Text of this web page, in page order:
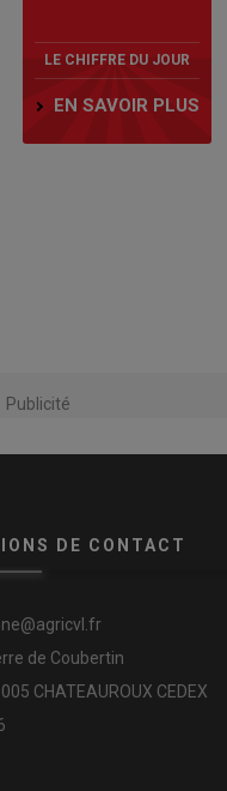
LE CHIFFRE DU JOUR
EN SAVOIR PLUS
Publicité
DE CONTACT
de Coubertin
CHATEAUROUX CEDEX